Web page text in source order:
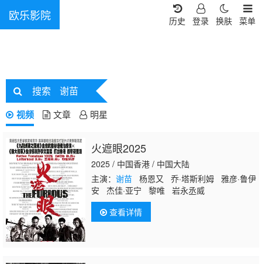
欧乐影院 菜单
换肤
登录
历史
搜索 谢苗
视频 文章 明星
火遮眼2025
2025 / 中国香港 / 中国大陆
主演： 谢苗杨恩又 乔·塔斯利姆 雅彦·鲁伊
安 杰佳·亚宁 黎唯 岩永丞威
查看详情